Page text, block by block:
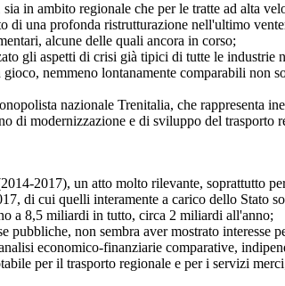
ambito regionale che per le tratte ad alta
profonda ristrutturazione nell'ultimo
alcune delle quali ancora in corso;
aspetti di crisi già tipici di tutte le industrie
nemmeno lontanamente comparabili non
nazionale Trenitalia, che rappresenta
di modernizzazione e di sviluppo del trasporto
2017), un atto molto rilevante, soprattutto
cui quelli interamente a carico dello Stato
a 8,5 miliardi in tutto, circa 2 miliardi all'anno;
non sembra aver mostrato interesse
economico-finanziarie comparative,
per il trasporto regionale e per i servizi